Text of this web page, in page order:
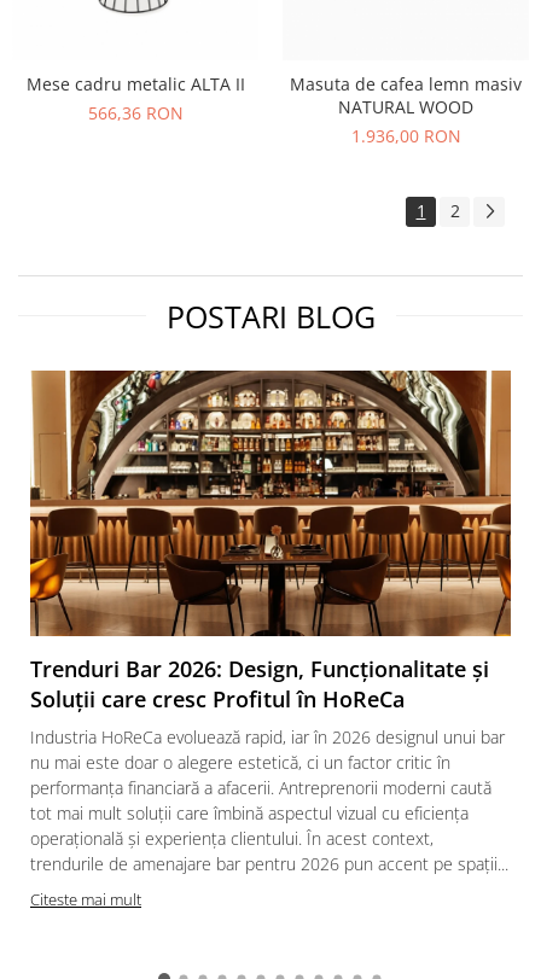
Mese cadru metalic ALTA II
566,36 RON
Masuta de cafea lemn masiv
NATURAL WOOD
1.936,00 RON
1 2
POSTARI BLOG
Trenduri Bar 2026: Design, Funcționalitate și
Soluții care cresc Profitul în HoReCa
Industria HoReCa evoluează rapid, iar în 2026 designul unui bar
nu mai este doar o alegere estetică, ci un factor critic în
performanța financiară a afacerii. Antreprenorii moderni caută
tot mai mult soluții care îmbină aspectul vizual cu eficiența
operațională și experiența clientului. În acest context,
trendurile de amenajare bar pentru 2026 pun accent pe spații...
Citeste mai mult